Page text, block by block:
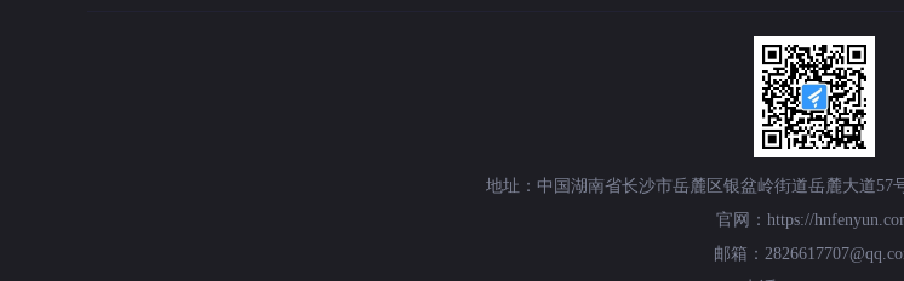
地址：中国湖南省长沙市岳麓区银盆岭街道岳麓大道57
官网：https://
邮箱：